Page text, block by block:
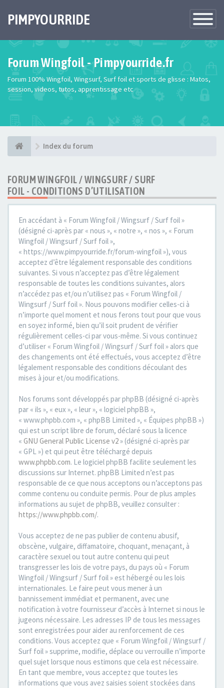
Toggle
PIMPYOURRIDE
Forum Wingfoil - Pimpyourride.fr
Forum 100% Wingfoil, Wingsurf, Surf foil et sports de glisse : Matos,
session, videos, tutos, apprentissage etc
Index du forum
FORUM WINGFOIL / WINGSURF / SURF
FOIL - CONDITIONS D’UTILISATION
En accédant à « Forum Wingfoil / Wingsurf / Surf foil »
(désigné ci-après par « nous », « notre », « nos », « Forum
Wingfoil / Wingsurf / Surf foil »,
« https://www.pimpyourride.fr/forum-wingfoil »), vous
acceptez d’être légalement responsable des conditions
suivantes. Si vous n’acceptez pas d’être légalement
responsable de toutes les conditions suivantes, alors
n’accédez pas et/ou n’utilisez pas « Forum Wingfoil /
Wingsurf / Surf foil ». Nous pouvons modifier celles-ci à
n’importe quel moment et nous ferons tout pour que vous
en soyez informé, bien qu’il soit prudent de vérifier
régulièrement celles-ci par vous-même. Si vous continuez
d’utiliser « Forum Wingfoil / Wingsurf / Surf foil » alors que
des changements ont été effectués, vous acceptez d’être
légalement responsable des conditions découlant des
mises à jour et/ou modifications.
Nos forums sont développés par phpBB (désigné ci-après
par « ils », « eux », « leur », « logiciel phpBB »,
« www.phpbb.com », « phpBB Limited », « Équipes phpBB »)
qui est un script libre de forum, déclaré sous la licence
« GNU General Public License v2» (désigné ci-après par
« GPL ») et qui peut être téléchargé depuis
www.phpbb.com. Le logiciel phpBB facilite seulement les
discussions sur Internet. phpBB Limited n’est pas
responsable de ce que nous acceptons ou n’acceptons pas
comme contenu ou conduite permis. Pour de plus amples
informations au sujet de phpBB, veuillez consulter :
https://www.phpbb.com/.
Vous acceptez de ne pas publier de contenu abusif,
obscène, vulgaire, diffamatoire, choquant, menaçant, à
caractère sexuel ou tout autre contenu qui peut
transgresser les lois de votre pays, du pays où « Forum
Wingfoil / Wingsurf / Surf foil » est hébergé ou les lois
internationales. Le faire peut vous mener à un
bannissement immédiat et permanent, avec une
notification à votre fournisseur d’accès à Internet si nous le
jugeons nécessaire. Les adresses IP de tous les messages
sont enregistrées pour aider au renforcement de ces
conditions. Vous acceptez que « Forum Wingfoil / Wingsurf /
Surf foil » supprime, modifie, déplace ou verrouille n’importe
quel sujet lorsque nous estimons que cela est nécessaire.
En tant que membre, vous acceptez que toutes les
informations que vous avez saisies soient stockées dans